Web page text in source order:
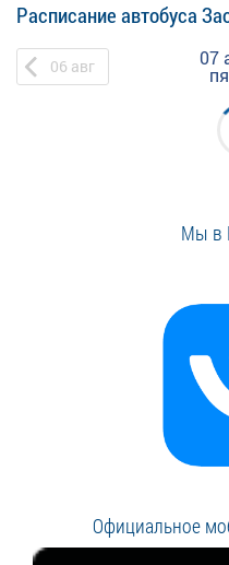
Расписание автобуса
06 авг 07
Мы в
Официальное